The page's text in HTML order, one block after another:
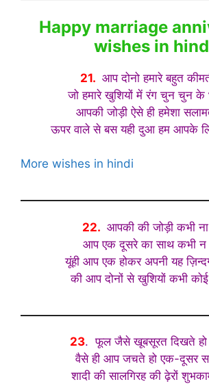
Happy marriage
wishes in
21. आप दोनो हमारे बहुत
जो हमारे खुशियों में रंग चुन चुन के
आपकी जोड़ी ऐसे ही हमेशा
ऊपर वाले से बस यही दुआ हम आपके
More wishes in hindi
22. आपकी की जोड़ी कभी
आप एक दूसरे का साथ कभी
यूंही आप एक होकर अपनी यह
की आप दोनों से खुशियों कभी
23. फूल जैसे खूबसूरत दिखते हो
वैसे ही आप जचते हो एक-दूसर
शादी की सालगिरह की ढ़ेरों